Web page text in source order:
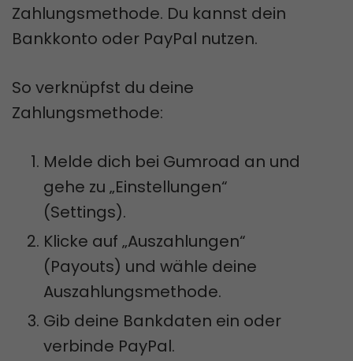
Zahlungsmethode. Du kannst dein
Bankkonto oder PayPal nutzen.
So verknüpfst du deine
Zahlungsmethode:
Melde dich bei Gumroad an und
gehe zu „Einstellungen“
(Settings).
Klicke auf „Auszahlungen“
(Payouts) und wähle deine
Auszahlungsmethode.
Gib deine Bankdaten ein oder
verbinde PayPal.